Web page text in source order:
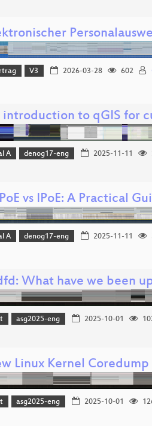
V3 2026-03-28 602
introduction to qGIS for
A denog17-eng 2025-11-11
vs IPoE: A Practical
A denog17-eng 2025-11-11
What have we been
asg2025-eng 2025-10-01
Linux Kernel
asg2025-eng 2025-10-01